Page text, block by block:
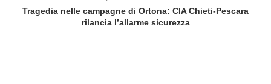
Tragedia nelle campagne di Ortona: CIA Chieti‑Pescara
rilancia l’allarme sicurezza